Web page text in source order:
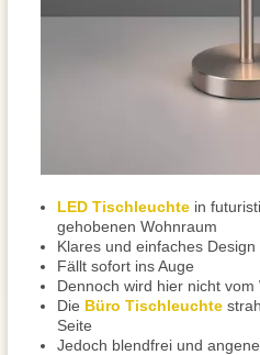
LED Tischleuchte in
gehobenen Wohnraum
Klares und einfaches Design
Fällt sofort ins Auge
Dennoch wird hier nicht
Die Büro Tischleuchte
Seite
Jedoch blendfrei und